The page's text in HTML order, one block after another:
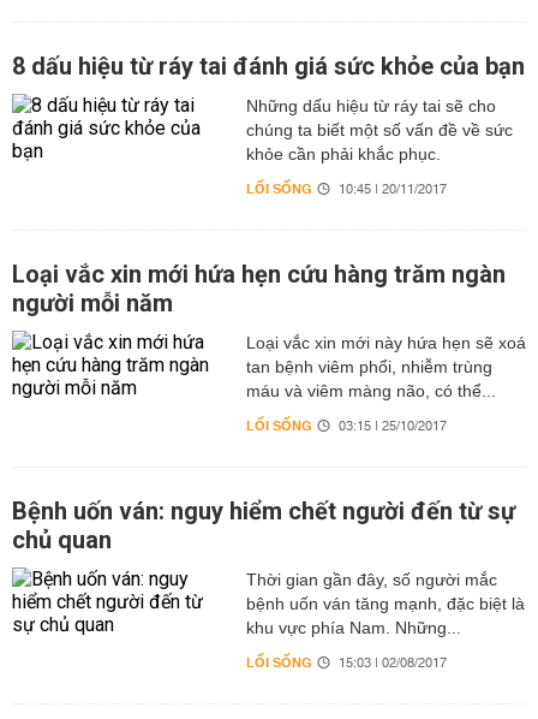
8 dấu hiệu từ ráy tai đánh giá sức khỏe của bạn
Những dấu hiệu từ ráy tai sẽ cho
chúng ta biết một số vấn đề về sức
khỏe cần phải khắc phục.
LỐI SỐNG 10:45 | 20/11/2017
Loại vắc xin mới hứa hẹn cứu hàng trăm ngàn
người mỗi năm
Loại vắc xin mới này hứa hẹn sẽ xoá
tan bệnh viêm phổi, nhiễm trùng
máu và viêm màng não, có thể...
LỐI SỐNG 03:15 | 25/10/2017
Bệnh uốn ván: nguy hiểm chết người đến từ sự
chủ quan
Thời gian gần đây, số người mắc
bệnh uốn ván tăng mạnh, đặc biệt là
khu vực phía Nam. Những...
LỐI SỐNG 15:03 | 02/08/2017